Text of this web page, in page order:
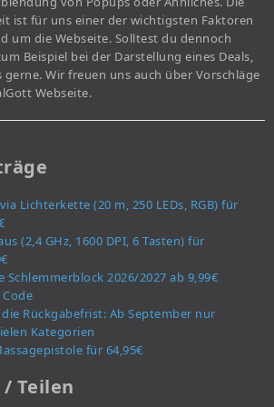
ist für uns einer der wichtigsten Faktoren
um die Webseite. Solltest du dennoch
Beispiel bei der Darstellung eines Deals,
Wir freuen uns auch über Vorschläge
Webseite.
Lichterkette (20 m, 250 LEDs, RGB) für
(2,4 GHz, 1600 DPI, 6 Tasten) für
Schlemmerblock 2026/2027 ab 9,99€
Rückgabefrist: Ab September nur
Kategorien
für 64,95€
Teilen